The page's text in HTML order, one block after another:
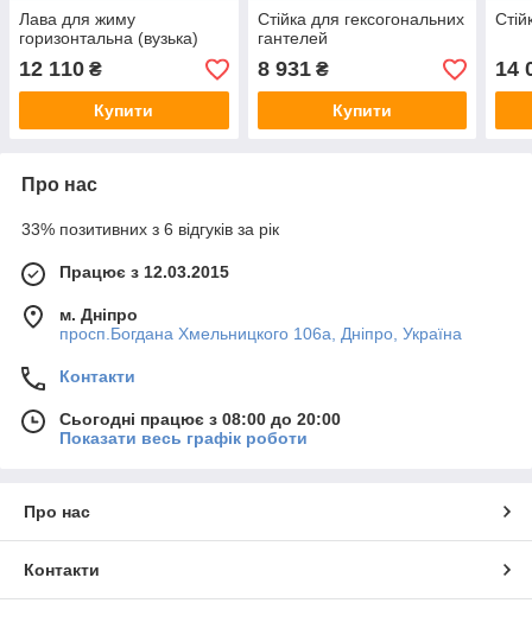
Лава для жиму
горизонтальна (вузька)
12 110 ₴
Купити
Стійка для гексогональних
гантелей
8 931₴
Купити
14
Про нас
33% позитивних з 6 відгуків за рік
Працює з 12.03.2015
м. Дніпро
просп.Богдана Хмельницкого 106а, Дніпро, Україна
Контакти
Сьогодні працює з 08:00 до 20:00
Показати весь графік роботи
Про нас
Контакти